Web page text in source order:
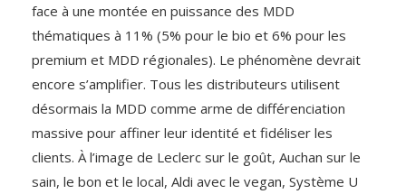
face à une montée en puissance des MDD
thématiques à 11% (5% pour le bio et 6% pour les
premium et MDD régionales). Le phénomène devrait
encore s’amplifier. Tous les distributeurs utilisent
désormais la MDD comme arme de différenciation
massive pour affiner leur identité et fidéliser les
clients. À l’image de Leclerc sur le goût, Auchan sur le
sain, le bon et le local, Aldi avec le vegan, Système U